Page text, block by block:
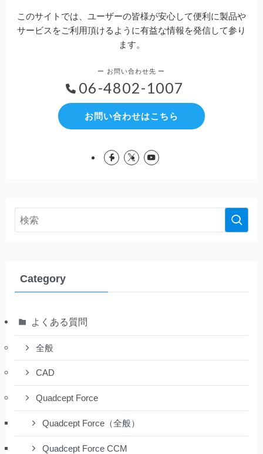
このサイトでは、ユーザーの皆様が安心して便利に製品や
サービスをご利用頂けるように有益な情報を発信して参り
ます。
06-4802-1007
お問い合わせはこちら
Category
よくある質問
全般
CAD
Quadcept Force
Quadcept Force（全般）
Quadcept Force CCM